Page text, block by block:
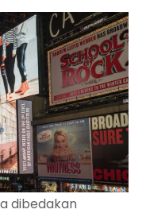
dibedakan